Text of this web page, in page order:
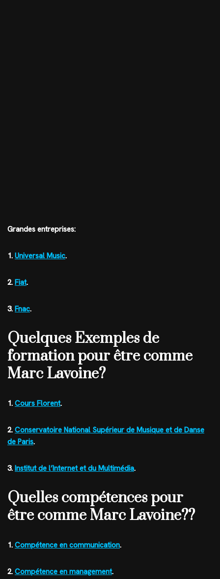
Grandes entreprises:
1. Universal Music.
2. Fiat.
3. Fnac.
Quelques Exemples de
formation pour être comme
Marc Lavoine?
1. Cours Florent.
2. Conservatoire National Supérieur de Musique et de Danse
de Paris.
3. Institut de l’Internet et du Multimédia.
Quelles compétences pour
être comme Marc Lavoine??
1. Compétence en communication.
2. Compétence en management.